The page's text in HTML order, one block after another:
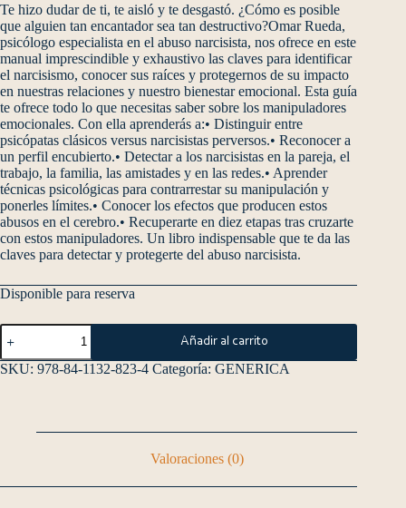
Te hizo dudar de ti, te aisló y te desgastó. ¿Cómo es posible
que alguien tan encantador sea tan destructivo?Omar Rueda,
psicólogo especialista en el abuso narcisista, nos ofrece en este
manual imprescindible y exhaustivo las claves para identificar
el narcisismo, conocer sus raíces y protegernos de su impacto
en nuestras relaciones y nuestro bienestar emocional. Esta guía
te ofrece todo lo que necesitas saber sobre los manipuladores
emocionales. Con ella aprenderás a:• Distinguir entre
psicópatas clásicos versus narcisistas perversos.• Reconocer a
un perfil encubierto.• Detectar a los narcisistas en la pareja, el
trabajo, la familia, las amistades y en las redes.• Aprender
técnicas psicológicas para contrarrestar su manipulación y
ponerles límites.• Conocer los efectos que producen estos
abusos en el cerebro.• Recuperarte en diez etapas tras cruzarte
con estos manipuladores. Un libro indispensable que te da las
claves para detectar y protegerte del abuso narcisista.
Disponible para reserva
Añadir al carrito
SKU: 978-84-1132-823-4 Categoría: GENERICA
Valoraciones (0)